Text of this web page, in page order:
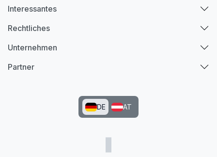
Interessantes
Rechtliches
Unternehmen
Partner
DE AT